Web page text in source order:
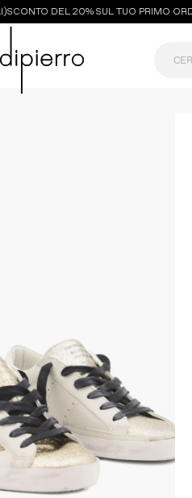
SCONTO DEL 20% SUL TUO PRIMO